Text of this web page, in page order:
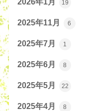
19
2025年11月 6
2025年7月 1
2025年6月 8
2025年5月 22
2025年4月 8